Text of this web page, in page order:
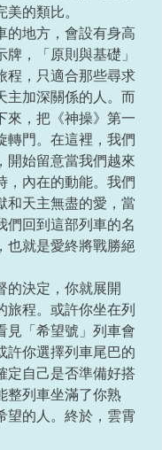
的類比。
的地方，會設有身高
，「原則與基礎」
程，只適合那些尋求
主加深關係的人。而
來，把《神操》第一
轉門。在這裡，我們
開始留意當我們越來
，內在的動能。我們
和天主無盡的愛，當
們回到這部列車的名
也就是愛終將戰勝絕
的決定，你就展開
旅程。或許你坐在列
見「希望號」列車會
許你選擇列車尾巴的
定自己是否準備好搭
整列車坐滿了你熟
望的人。終於，雲霄